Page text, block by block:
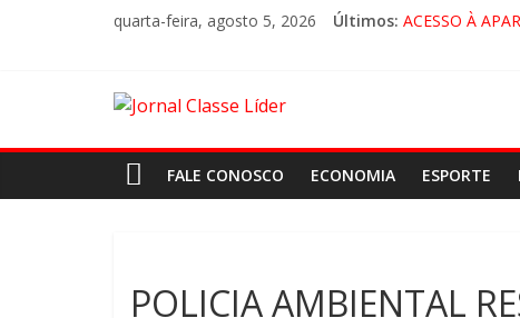
quarta-feira, agosto 5, 2026 Últimos: ACESSO À
FALE CONOSCO ECONOMIA ESPORTE
POLICIA AMBIENTAL